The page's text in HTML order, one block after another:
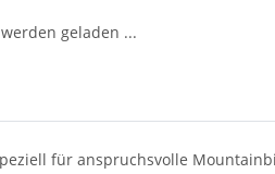
geladen ...
für anspruchsvolle